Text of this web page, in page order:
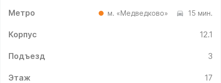
Метро м. «Медведково» 15 мин.
Корпус 12.1
Подъезд 3
Этаж 17